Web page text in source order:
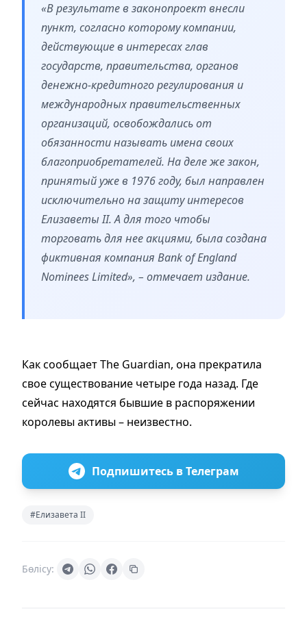
«В результате в законопроект внесли
пункт, согласно которому компании,
действующие в интересах глав
государств, правительства, органов
денежно-кредитного регулирования и
международных правительственных
организаций, освобождались от
обязанности называть имена своих
благоприобретателей. На деле же закон,
принятый уже в 1976 году, был направлен
исключительно на защиту интересов
Елизаветы II. А для того чтобы
торговать для нее акциями, была создана
фиктивная компания Bank of England
Nominees Limited», – отмечает издание.
Как сообщает The Guardian, она прекратила
свое существование четыре года назад. Где
сейчас находятся бывшие в распоряжении
королевы активы – неизвестно.
Подпишитесь в Телеграм
#Елизавета II
Бөлісу: